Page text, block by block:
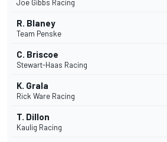
Joe Gibbs Racing
R. Blaney
Team Penske
C. Briscoe
Stewart-Haas Racing
K. Grala
Rick Ware Racing
T. Dillon
Kaulig Racing